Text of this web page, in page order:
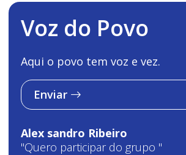
Voz do Povo
Aqui o povo tem voz e vez.
Enviar
Alex sandro Ribeiro
"Quero participar do grupo "